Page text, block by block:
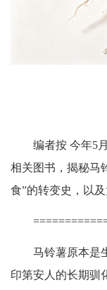
编者按 今年5
相关图书，揭秘马
食”的转变史，以
马铃薯原本是
印第安人的长期驯